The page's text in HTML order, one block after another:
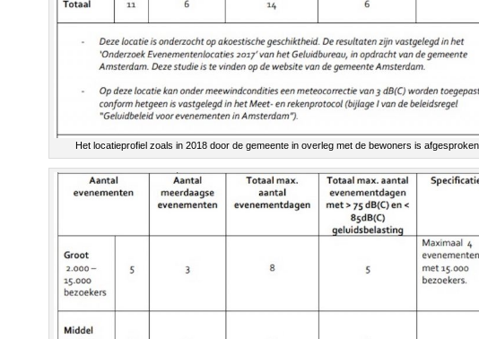
Het locatieprofiel zoals in 2018 door de gemeente in overleg met de bewoners is